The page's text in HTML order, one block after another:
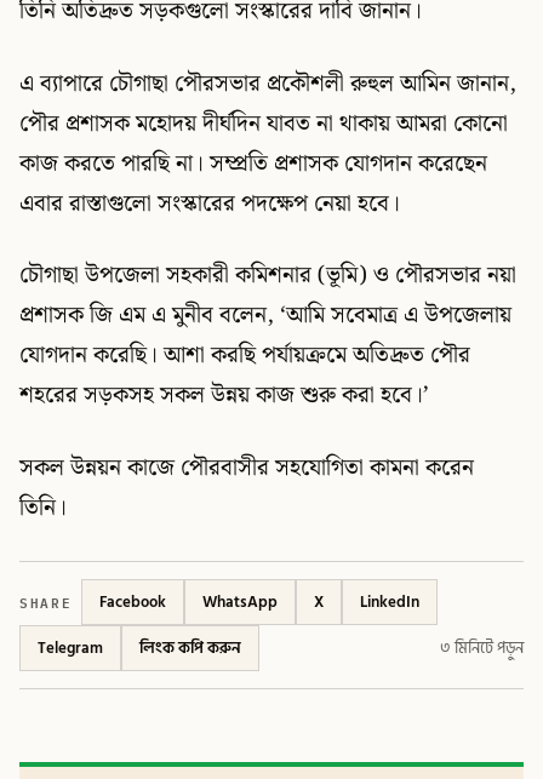
তিনি অতিদ্রুত সড়কগুলো সংস্কারের দাবি জানান।
এ ব্যাপারে চৌগাছা পৌরসভার প্রকৌশলী রুহুল আমিন জানান,
পৌর প্রশাসক মহোদয় দীর্ঘদিন যাবত না থাকায় আমরা কোনো
কাজ করতে পারছি না। সম্প্রতি প্রশাসক যোগদান করেছেন
এবার রাস্তাগুলো সংস্কারের পদক্ষেপ নেয়া হবে।
চৌগাছা উপজেলা সহকারী কমিশনার (ভূমি) ও পৌরসভার নয়া
প্রশাসক জি এম এ মুনীব বলেন, ‘আমি সবেমাত্র এ উপজেলায়
যোগদান করেছি। আশা করছি পর্যায়ক্রমে অতিদ্রুত পৌর
শহরের সড়কসহ সকল উন্নয় কাজ শুরু করা হবে।’
সকল উন্নয়ন কাজে পৌরবাসীর সহযোগিতা কামনা করেন
তিনি।
SHARE Facebook WhatsApp X
LinkedIn
Telegram
লিংক কপি করুন ৩ মিনিটে পড়ুন